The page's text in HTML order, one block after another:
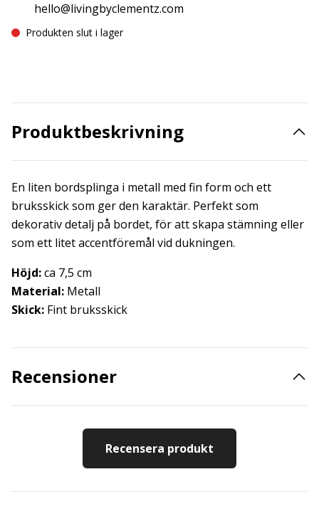
hello@livingbyclementz.com
Produkten slut i lager
Produktbeskrivning
En liten bordsplinga i metall med fin form och ett
bruksskick som ger den karaktär. Perfekt som
dekorativ detalj på bordet, för att skapa stämning eller
som ett litet accentföremål vid dukningen.
Höjd:ca 7,5 cm
Material: Metall
Skick: Fint bruksskick
Recensioner
Recensera produkt